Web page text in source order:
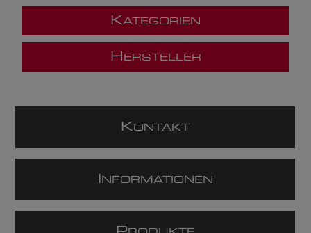
K ATEGORIEN
H ERSTELLER
K ONTAKT
NFORMATIONEN